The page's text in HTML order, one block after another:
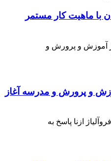
با ماهیت کار مستمر
و پرورش و مدرسه آغاز